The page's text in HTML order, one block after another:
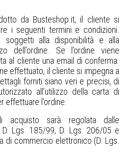
da Busteshop.it, il cliente si
i seguenti termini e condizioni.
alla disponibilità e alla
dell’ordine. Se l’ordine viene
al cliente una email di conferma.
effettuato, il cliente si impegna a
forniti siano veri e precisi, di
all’utilizzo della carta di
effettuare l’ordine.
acquisto sarà regolata dalle
Lgs. 185/99, D. Lgs. 206/05 e
di commercio elettronico (D. Lgs.